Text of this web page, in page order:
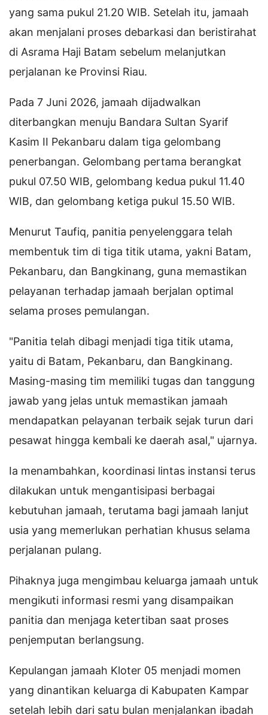
yang sama pukul 21.20 WIB. Setelah itu, jamaah
akan menjalani proses debarkasi dan beristirahat
di Asrama Haji Batam sebelum melanjutkan
perjalanan ke Provinsi Riau.
Pada 7 Juni 2026, jamaah dijadwalkan
diterbangkan menuju Bandara Sultan Syarif
Kasim II Pekanbaru dalam tiga gelombang
penerbangan. Gelombang pertama berangkat
pukul 07.50 WIB, gelombang kedua pukul 11.40
WIB, dan gelombang ketiga pukul 15.50 WIB.
Menurut Taufiq, panitia penyelenggara telah
membentuk tim di tiga titik utama, yakni Batam,
Pekanbaru, dan Bangkinang, guna memastikan
pelayanan terhadap jamaah berjalan optimal
selama proses pemulangan.
"Panitia telah dibagi menjadi tiga titik utama,
yaitu di Batam, Pekanbaru, dan Bangkinang.
Masing-masing tim memiliki tugas dan tanggung
jawab yang jelas untuk memastikan jamaah
mendapatkan pelayanan terbaik sejak turun dari
pesawat hingga kembali ke daerah asal," ujarnya.
Ia menambahkan, koordinasi lintas instansi terus
dilakukan untuk mengantisipasi berbagai
kebutuhan jamaah, terutama bagi jamaah lanjut
usia yang memerlukan perhatian khusus selama
perjalanan pulang.
Pihaknya juga mengimbau keluarga jamaah untuk
mengikuti informasi resmi yang disampaikan
panitia dan menjaga ketertiban saat proses
penjemputan berlangsung.
Kepulangan jamaah Kloter 05 menjadi momen
yang dinantikan keluarga di Kabupaten Kampar
setelah lebih dari satu bulan menjalankan ibadah